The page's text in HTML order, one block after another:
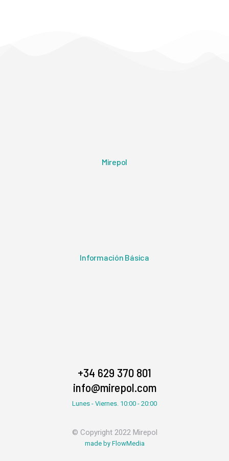
Mirepol
Información Básica
+34 629 370 801
info@mirepol.com
Lunes - Viernes. 10:00 - 20:00
© Copyright 2022 Mirepol
made by FlowMedia